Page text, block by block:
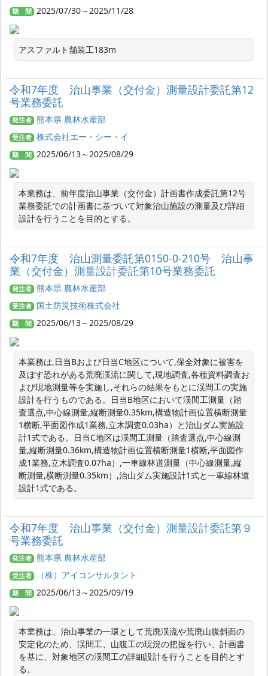
期 間 2025/07/30～2025/11/28
アスファルト舗装工183m
令和7年度 治山事業（交付金）測量設計委託第12
号業務委託
発注者 熊本県 農林水産部
受注者 株式会社エー・シー・イ
期 間 2025/06/13～2025/08/29
本業務は、前年度治山事業（交付金）計画書作成委託第12号
業務委託での計画書に基づいて対象治山施設の測量及び詳細
設計を行うことを目的とする。
令和7年度 治山測量委託第0150-0-210号 治山事
業（交付金）測量設計委託第10号業務委託
発注者 熊本県 農林水産部
受注者 国土防災技術株式会社
期 間 2025/06/13～2025/08/29
本業務は,日当Bおよび日当C地区について,保全対象に被害を
及ぼす恐れがある荒廃渓流に関して,現地調査,各種資料調査お
よび現地測量等を実施し,それらの結果をもとに渓間工の実施
設計を行うものである。日当B地区において渓間工測量（踏
査選点,中心線測量,縦断測量0.35km,構造物計画位置横断測量
1横断,平面図作成1業務,立木調査0.03ha）と治山ダム実施設
計1式である。日当C地区は渓間工測量（踏査選点,中心線測
量,縦断測量0.36km,構造物計画位置横断測量1横断,平面図作
成1業務,立木調査0.07ha）,一車線林道測量（中心線測量,縦
断測量,横断測量0.35km）,治山ダム実施設計1式と一車線林道
設計1式である。
令和7年度 治山事業（交付金）測量設計委託第９
号業務委託
発注者 熊本県 農林水産部
受注者 （株）アイコンサルタント
期 間 2025/06/13～2025/09/19
本業務は、治山事業の一環として荒廃渓流や荒廃山腹斜面の
安定化のため、渓間工、山腹工の現況の把握を行い、計画書
を基に、対象地区の渓間工の詳細設計を行うことを目的とす
る。